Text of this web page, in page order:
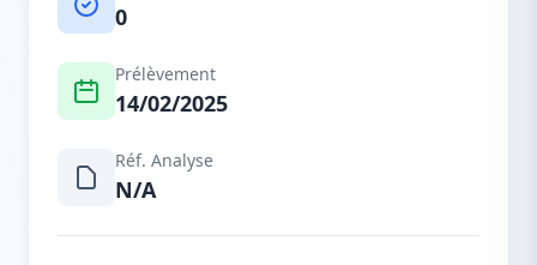
0
Prélèvement
14/02/2025
Réf. Analyse
N/A